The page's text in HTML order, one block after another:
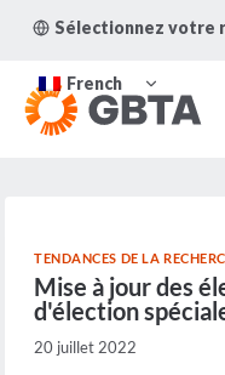
Sélectionnez votre
French
LE
MENU
ENFANT
TENDANCES DE LA
Mise à jour des
d'élection
20 juillet 2022